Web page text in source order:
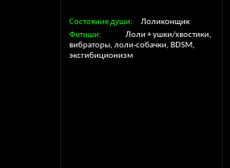
Состояние души
Лоликонщик
Фетиши
Лоли + ушки/хвостики,
вибраторы, лоли-собачки, BDSM,
эксгибиционизм